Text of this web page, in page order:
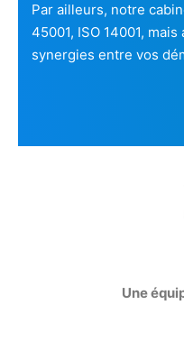
Par ailleurs, notre
45001, ISO 14001,
synergies entre vos
Une